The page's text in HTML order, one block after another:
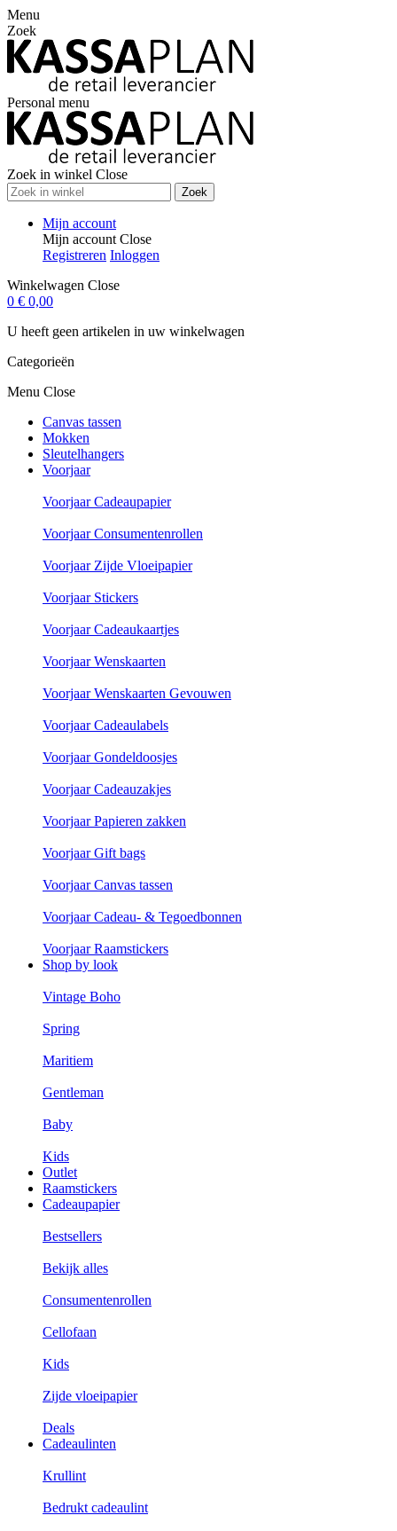
Menu
Zoek
Personal menu
Zoek in winkel Close
Zoek
Mijn account
Mijn account Close
Registreren Inloggen
Winkelwagen Close
0 € 0,00
U heeft geen artikelen in uw winkelwagen
Categorieën
Menu Close
Canvas tassen
Mokken
Sleutelhangers
Voorjaar
Voorjaar Cadeaupapier
Voorjaar Consumentenrollen
Voorjaar Zijde Vloeipapier
Voorjaar Stickers
Voorjaar Cadeaukaartjes
Voorjaar Wenskaarten
Voorjaar Wenskaarten Gevouwen
Voorjaar Cadeaulabels
Voorjaar Gondeldoosjes
Voorjaar Cadeauzakjes
Voorjaar Papieren zakken
Voorjaar Gift bags
Voorjaar Canvas tassen
Voorjaar Cadeau- & Tegoedbonnen
Voorjaar Raamstickers
Shop by look
Vintage Boho
Spring
Maritiem
Gentleman
Baby
Kids
Outlet
Raamstickers
Cadeaupapier
Bestsellers
Bekijk alles
Consumentenrollen
Cellofaan
Kids
Zijde vloeipapier
Deals
Cadeaulinten
Krullint
Bedrukt cadeaulint